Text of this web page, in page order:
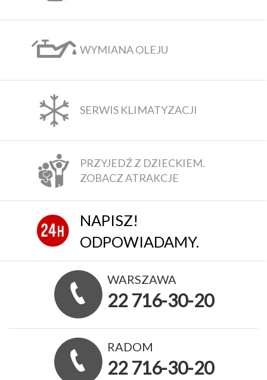
WYMIANA OLEJU
SERWIS KLIMATYZACJI
PRZYJEDŹ Z DZIECKIEM.
ZOBACZ ATRAKCJE
NAPISZ!
ODPOWIADAMY.
WARSZAWA
22 716-30-20
RADOM
22 716-30-20